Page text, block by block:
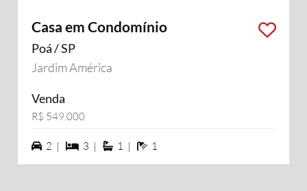
Casa em Condomínio
Poá / SP
Jardim América
Venda
R$ 549.000
2 vagas na garagem
2 | 3 dormiórios
3 | 1 suítes
1 | 1 banheiros
1